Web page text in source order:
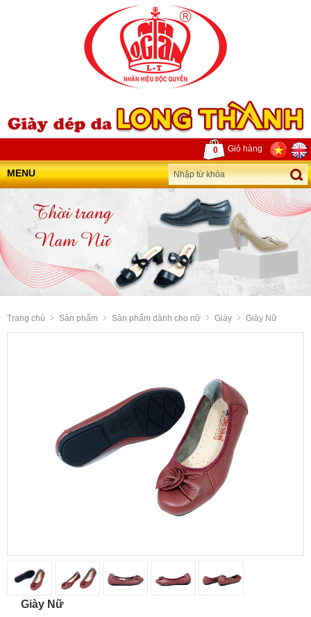
0 Giỏ hàng
MENU
Trang chủ Sản phẩm Sản phẩm dành cho nữ Giày Giày Nữ
Giày Nữ